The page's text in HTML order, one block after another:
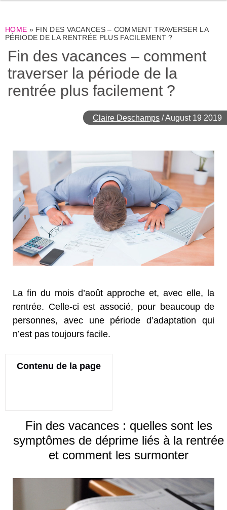
HOME » FIN DES VACANCES – COMMENT TRAVERSER LA
PÉRIODE DE LA RENTRÉE PLUS FACILEMENT ?
Fin des vacances – comment
traverser la période de la
rentrée plus facilement ?
Claire Deschamps /August 19 2019
La fin du mois d’août approche et, avec elle, la
rentrée. Celle-ci est associé, pour beaucoup de
personnes, avec une période d’adaptation qui
n’est pas toujours facile.
Contenu de la page
Fin des vacances : quelles sont les
symptômes de déprime liés à la rentrée
et comment les surmonter